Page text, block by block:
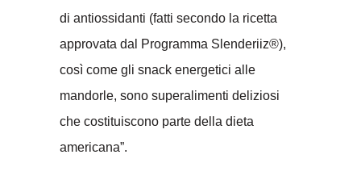
di antiossidanti (fatti secondo la ricetta
approvata dal Programma Slenderiiz®),
così come gli snack energetici alle
mandorle, sono superalimenti deliziosi
che costituiscono parte della dieta
americana”.